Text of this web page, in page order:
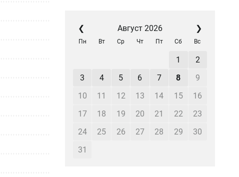
❮ Август 2026 ❯
Пн Вт Ср Чт Пт Сб Вс
1
2
3
4 5 6 7 8
9
10
11 12 13 14 15
16
17
18 19 20 21 22
23
24
25 26 27 28 29
30
31